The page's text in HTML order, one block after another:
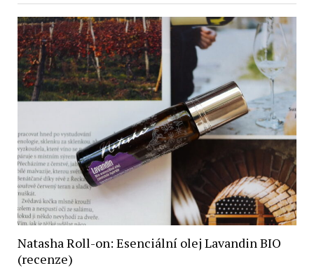
Natasha Roll-on: Esenciální olej Lavandin BIO
(recenze)